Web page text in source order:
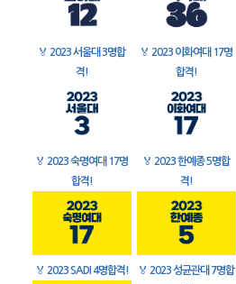
🏅 2023 서울대 3명합
격!
🏅 2023 이화여대 17명
합격!
🏅 2023 숙명여대 17명
합격!
🏅 2023 한예종 5명합
격!
🏅 2023 SADI 4명합격! 🏅 2023 성균관대 7명합